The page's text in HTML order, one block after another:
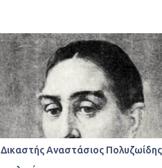
στην Ελλάδα και στις
με τη Δημόσια Διοίκηση της
δίνονται προκειμένου να
στους Δήμους της Ελλάδας,
οικ...
ΕΛΛΗΝΙΚΗ ΔΗΜΟΚΡΑΤΙΑ
ΠΑΤΡΩΝ ΑΠΟΦΑΣΗ
ΜΟΝΟΜΕΛΕΣ ΠΡΩΤΟΔΙΚΕΙΟ
ΔΙΑΔΙΚΑΣΙΑ ΠΕΡΙΟΥΣΙΑΚΩΝ
Συγκροτήθηκε από το
Τσιανάβα, Πρωτόδικη, και από τη
Αναστασία Σφουγγάρη.
δημόσια στο ακροατήριό
Αναστάσιος Πολυζωίδης